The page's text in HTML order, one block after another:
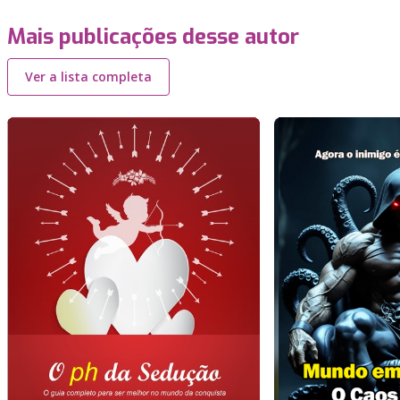
Mais publicações desse autor
Ver a lista completa